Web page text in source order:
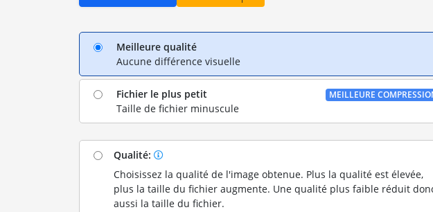
Meilleure qualité
Aucune différence visuelle
Fichier le plus petit
Taille de fichier minuscule
MEILLEURE
Qualité:
Choisissez la qualité de l'image obtenue. Plus la qualité est élevée,
plus la taille du fichier augmente. Une qualité plus faible réduit
aussi la taille du fichier.